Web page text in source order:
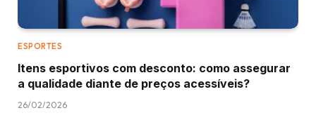
ESPORTES
Itens esportivos com desconto: como assegurar
a qualidade diante de preços acessíveis?
26/02/2026